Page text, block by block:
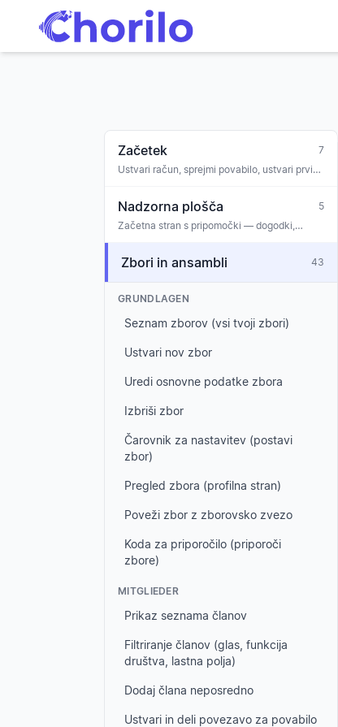
Začetek
7
Ustvari račun, sprejmi povabilo, ustvari prvi
Nadzorna plošča
5
Začetna stran s pripomočki — dogodki,
Zbori in ansambli 43
GRUNDLAGEN
Seznam zborov (vsi tvoji zbori)
Ustvari nov zbor
Uredi osnovne podatke zbora
Izbriši zbor
Čarovnik za nastavitev (postavi
zbor)
Pregled zbora (profilna stran)
Poveži zbor z zborovsko zvezo
Koda za priporočilo (priporoči
zbore)
MITGLIEDER
Prikaz seznama članov
Filtriranje članov (glas, funkcija
društva, lastna polja)
Dodaj člana neposredno
Ustvari in deli povezavo za povabilo